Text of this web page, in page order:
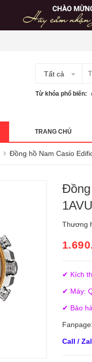
Tất cả
Từ khóa phổ biến:
TRANG CHỦ
Đồng hồ Nam Casio
Thương
✔ Kích
✔ Máy:
✔ Bảo
Fanpage:
Call /